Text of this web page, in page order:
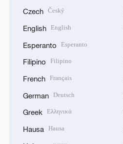
Czech Český
English English
Esperanto Esperanto
Filipino Filipino
French Français
German Deutsch
Greek Ελληνικά
Hausa Hausa